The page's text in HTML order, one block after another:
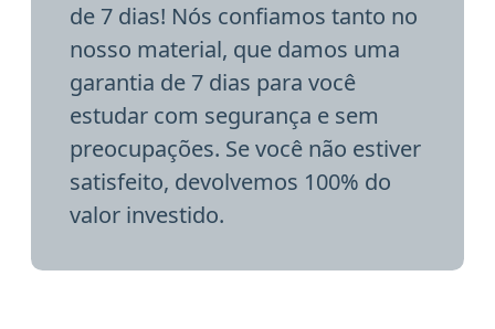
de 7 dias! Nós confiamos tanto no
nosso material, que damos uma
garantia de 7 dias para você
estudar com segurança e sem
preocupações. Se você não estiver
satisfeito, devolvemos 100% do
valor investido.